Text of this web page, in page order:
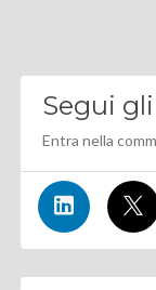
Segui
Entra nella